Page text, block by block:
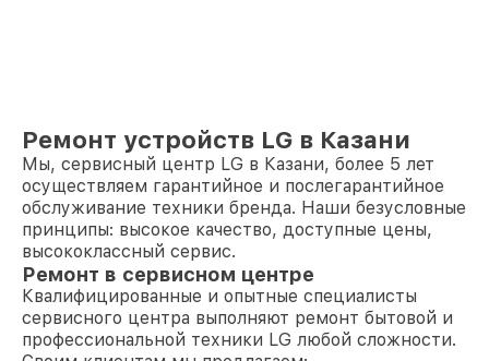
Ремонт устройств LG в Казани
Мы, сервисный центр LG в Казани, более 5 лет
осуществляем гарантийное и послегарантийное
обслуживание техники бренда. Наши безусловные
принципы: высокое качество, доступные цены,
высококлассный сервис.
Ремонт в сервисном центре
Квалифицированные и опытные специалисты
сервисного центра выполняют ремонт бытовой и
профессиональной техники LG любой сложности.